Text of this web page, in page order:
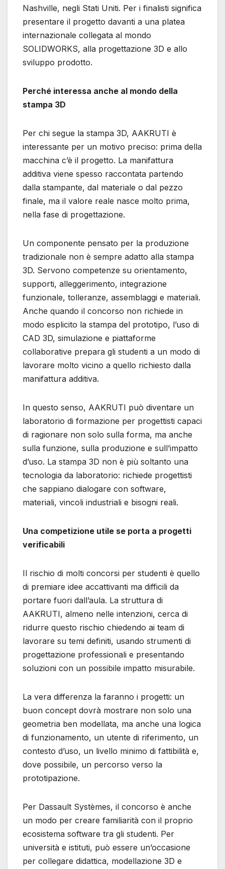
Nashville, negli Stati Uniti. Per i finalisti significa
presentare il progetto davanti a una platea
internazionale collegata al mondo
SOLIDWORKS, alla progettazione 3D e allo
sviluppo prodotto.
Perché interessa anche al mondo della
stampa 3D
Per chi segue la stampa 3D, AAKRUTI è
interessante per un motivo preciso: prima della
macchina c’è il progetto. La manifattura
additiva viene spesso raccontata partendo
dalla stampante, dal materiale o dal pezzo
finale, ma il valore reale nasce molto prima,
nella fase di progettazione.
Un componente pensato per la produzione
tradizionale non è sempre adatto alla stampa
3D. Servono competenze su orientamento,
supporti, alleggerimento, integrazione
funzionale, tolleranze, assemblaggi e materiali.
Anche quando il concorso non richiede in
modo esplicito la stampa del prototipo, l’uso di
CAD 3D, simulazione e piattaforme
collaborative prepara gli studenti a un modo di
lavorare molto vicino a quello richiesto dalla
manifattura additiva.
In questo senso, AAKRUTI può diventare un
laboratorio di formazione per progettisti capaci
di ragionare non solo sulla forma, ma anche
sulla funzione, sulla produzione e sull’impatto
d’uso. La stampa 3D non è più soltanto una
tecnologia da laboratorio: richiede progettisti
che sappiano dialogare con software,
materiali, vincoli industriali e bisogni reali.
Una competizione utile se porta a progetti
verificabili
Il rischio di molti concorsi per studenti è quello
di premiare idee accattivanti ma difficili da
portare fuori dall’aula. La struttura di
AAKRUTI, almeno nelle intenzioni, cerca di
ridurre questo rischio chiedendo ai team di
lavorare su temi definiti, usando strumenti di
progettazione professionali e presentando
soluzioni con un possibile impatto misurabile.
La vera differenza la faranno i progetti: un
buon concept dovrà mostrare non solo una
geometria ben modellata, ma anche una logica
di funzionamento, un utente di riferimento, un
contesto d’uso, un livello minimo di fattibilità e,
dove possibile, un percorso verso la
prototipazione.
Per Dassault Systèmes, il concorso è anche
un modo per creare familiarità con il proprio
ecosistema software tra gli studenti. Per
università e istituti, può essere un’occasione
per collegare didattica, modellazione 3D e